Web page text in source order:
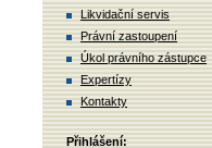
Likvidační servis
Právní zastoupení
Úkol právního zástupce
Expertízy
Kontakty
Přihlášení: